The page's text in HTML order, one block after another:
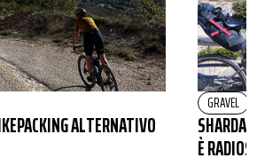
ALTERNATIVO
GRAVEL
È